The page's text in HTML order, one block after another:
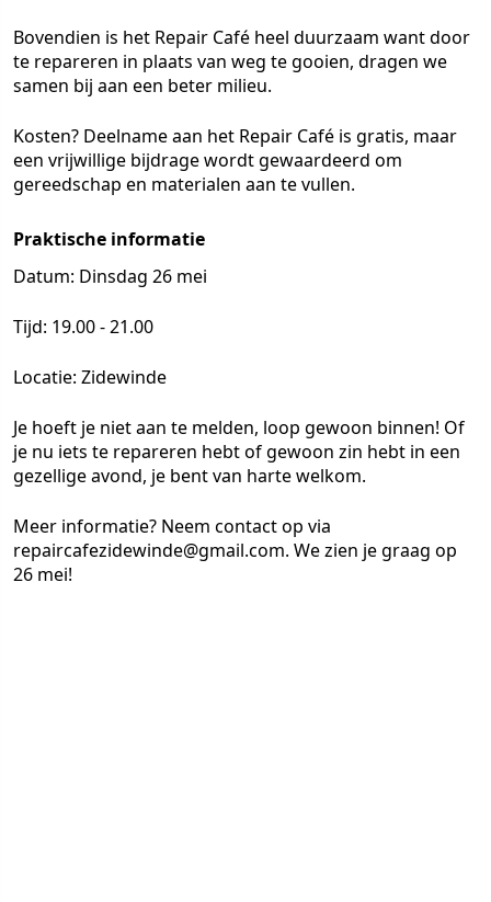
Bovendien is het Repair Café heel duurzaam want door
te repareren in plaats van weg te gooien, dragen we
samen bij aan een beter milieu.
Kosten? Deelname aan het Repair Café is gratis, maar
een vrijwillige bijdrage wordt gewaardeerd om
gereedschap en materialen aan te vullen.
Praktische informatie
Datum: Dinsdag 26 mei
Tijd: 19.00 - 21.00
Locatie: Zidewinde
Je hoeft je niet aan te melden, loop gewoon binnen! Of
je nu iets te repareren hebt of gewoon zin hebt in een
gezellige avond, je bent van harte welkom.
Meer informatie? Neem contact op via
repaircafezidewinde@gmail.com. We zien je graag op
26 mei!